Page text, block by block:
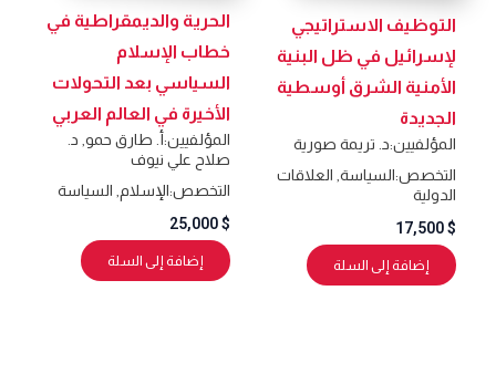
التوظيف الاستراتيجي
لإسرائيل في ظل البنية
الأمنية الشرق أوسطية
الجديدة
المؤلفيين:د. تريمة صورية
التخصص:السياسة,العلاقات
الدولية
17,500
إضافة إلى السلة
الحرية والديمقراطية في
خطاب الإسلام
السياسي بعد التحولات
الأخيرة في العالم العربي
المؤلفيين:أ. طارق حمو,د.
صلاح علي نيوف
التخصص:الإسلام ,السياسة
25,000
إضافة إلى السلة